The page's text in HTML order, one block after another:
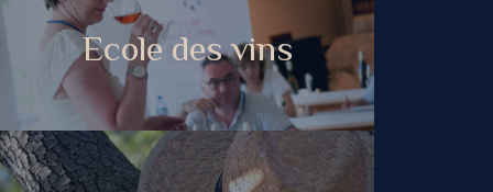
Ecole des vins